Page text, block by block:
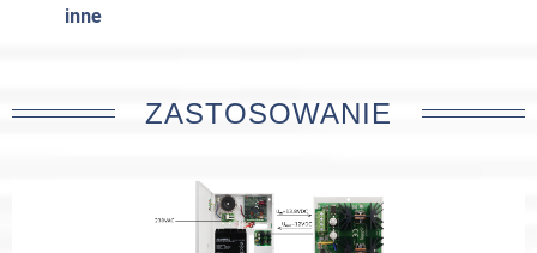
inne
ZASTOSOWANIE